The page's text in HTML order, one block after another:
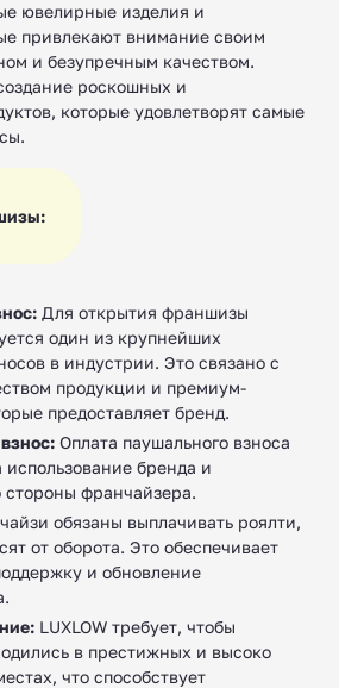
ювелирные изделия и
привлекают внимание своим
и безупречным качеством.
роскошных и
которые удовлетворят самые
Для открытия франшизы
один из крупнейших
в индустрии. Это связано с
продукции и премиум-
предоставляет бренд.
Оплата паушального взноса
использование бренда и
стороны франчайзера.
обязаны выплачивать роялти,
от оборота. Это обеспечивает
и обновление
LUXLOW требует, чтобы
в престижных и высоко
что способствует